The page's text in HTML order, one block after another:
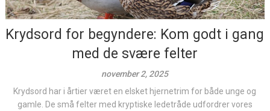
Krydsord for begyndere: Kom godt i gang
med de svære felter
november 2, 2025
Krydsord har i årtier været en elsket hjernetrim for både unge og
gamle. De små felter med kryptiske ledetråde udfordrer vores